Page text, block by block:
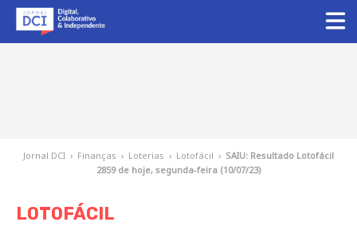
Jornal DCI › Finanças › Loterias › Lotofácil › SAIU: Resultado Lotofácil
2859 de hoje, segunda-feira (10/07/23)
LOTOFÁCIL